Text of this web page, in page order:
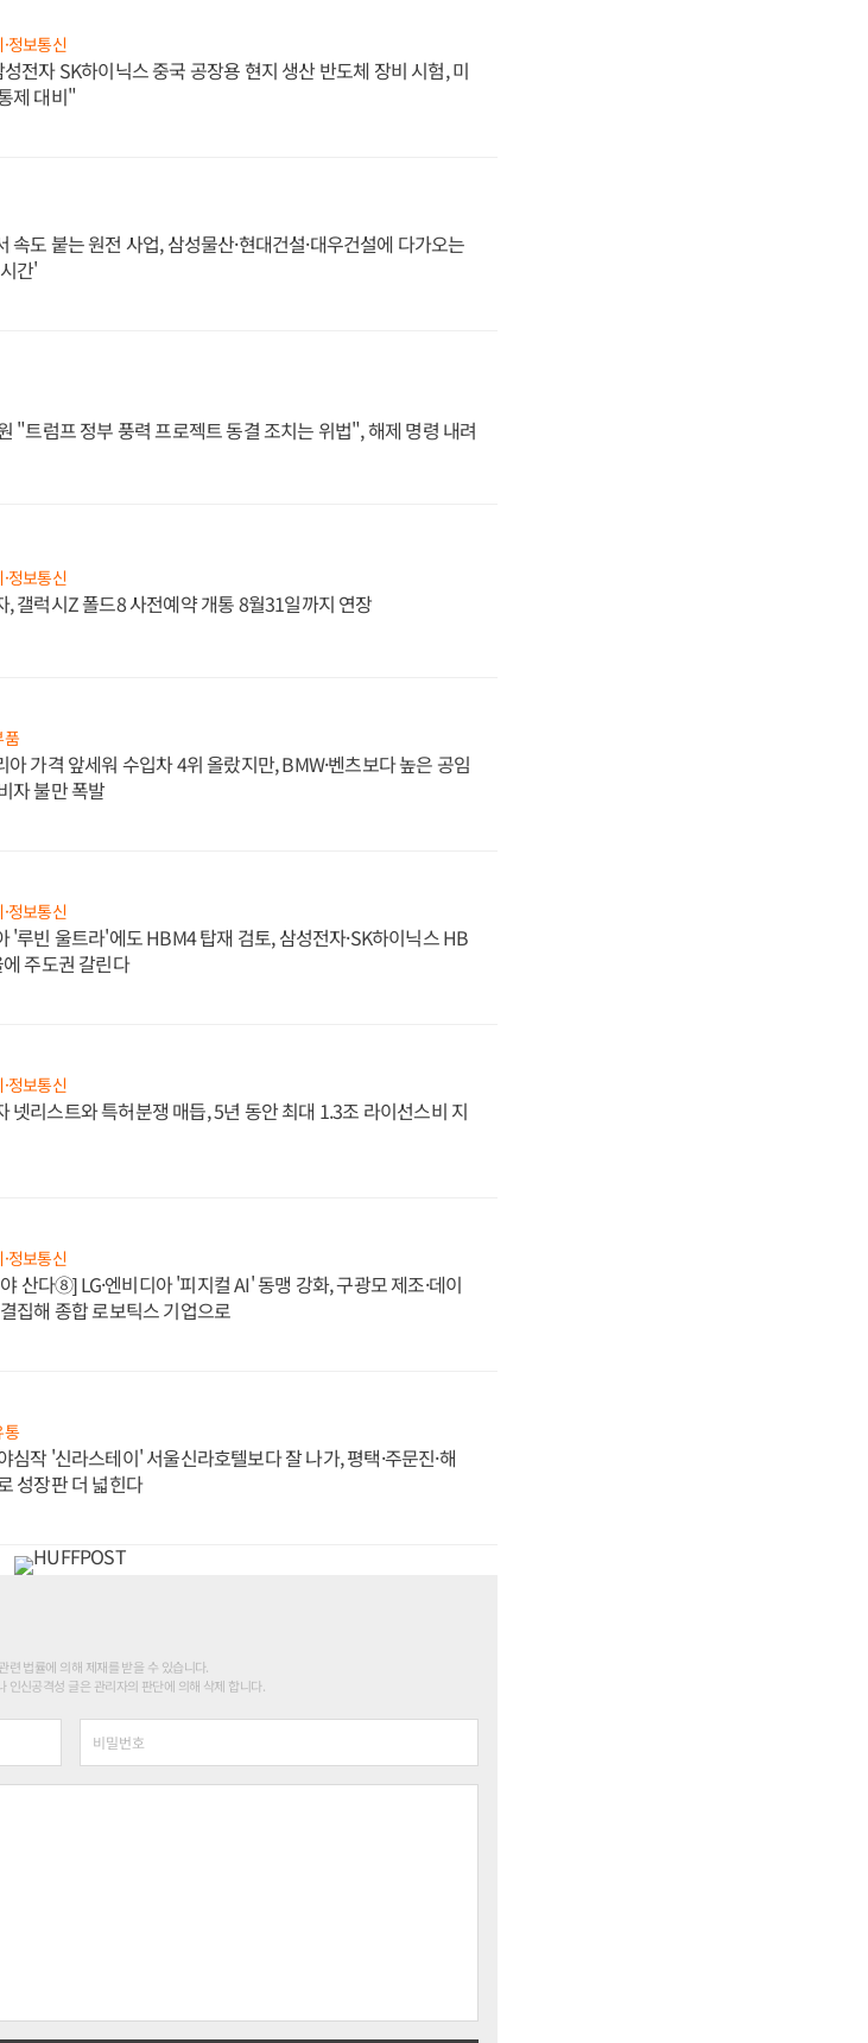
정보통신
전자 SK하이닉스 중국 공장용 현지 생산 반도체 장비 시험, 미
제 대비"
속도 붙는 원전 사업, 삼성물산·현대건설·대우건설에 다가오는
간'
"트럼프 정부 풍력 프로젝트 동결 조치는 위법", 해제 명령 내려
정보통신
, 갤럭시Z 폴드8 사전예약 개통 8월31일까지 연장
품
아 가격 앞세워 수입차 4위 올랐지만, BMW·벤츠보다 높은 공임
자 불만 폭발
정보통신
'루빈 울트라'에도 HBM4 탑재 검토, 삼성전자·SK하이닉스 HB
주도권 갈린다
정보통신
넷리스트와 특허분쟁 매듭, 5년 동안 최대 1.3조 라이선스비 지
정보통신
산다⑧] LG·엔비디아 '피지컬 AI' 동맹 강화, 구광모 제조·데이
집해 종합 로보틱스 기업으로
통
심작 '신라스테이' 서울신라호텔보다 잘 나가, 평택·주문진·해
성장판 더 넓힌다
련 법률에 의해 제재를 받을 수 있습니다.
인신공격성 글은 관리자의 판단에 의해 삭제 합니다.